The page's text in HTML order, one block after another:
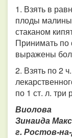
1. Взять в
плоды малины
стаканом
Принимать по
выражены
2. Взять по 2
по 1 ст. л. три
Виолова
Зинаида
г. Ростов-